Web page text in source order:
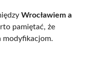
Wrocławiem a
pamiętać, że
modyfikacjom.